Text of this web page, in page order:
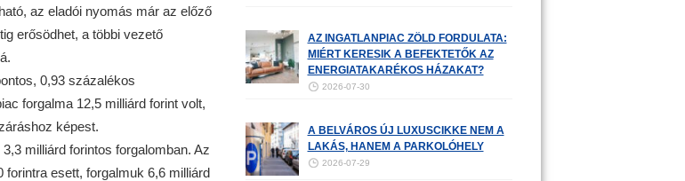
az eladói nyomás már az előző
erősödhet, a többi vezető
0,93 százalékos
forgalma 12,5 milliárd forint volt,
képest.
milliárd forintos forgalomban. Az
esett, forgalmuk 6,6 milliárd
AZ INGATLANPIAC ZÖLD FORDULATA:
MIÉRT KERESIK A BEFEKTETŐK AZ
ENERGIATAKARÉKOS HÁZAKAT?
2026-07-30
A BELVÁROS ÚJ LUXUSCIKKE NEM A
LAKÁS, HANEM A PARKOLÓHELY
2026-07-29